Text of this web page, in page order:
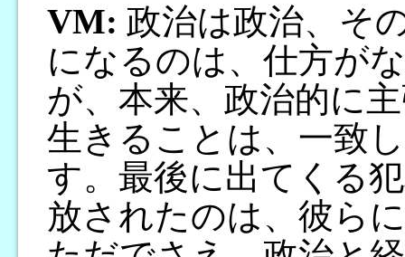
VM: 政治は政治、そ
になるのは、仕方が
が、本来、政治的に
生きることは、一致
す。最後に出てくる
放されたのは、彼ら